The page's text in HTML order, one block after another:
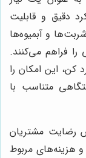
دقیق و قابلیت
و آبمیوه‌ها
فراهم می‌کنند.
این امکان را
متناسب با
رضایت مشتریان
هزینه‌های مربوط